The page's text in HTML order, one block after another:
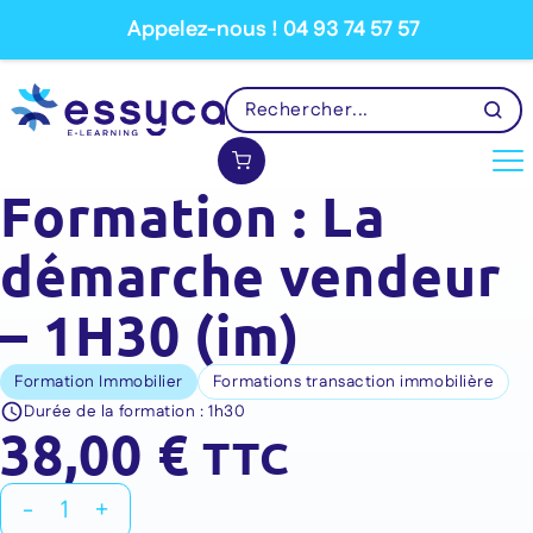
Appelez-nous ! 04 93 74 57 57
Formation : La
démarche vendeur
– 1H30 (im)
Formation Immobilier
Formations transaction immobilière
Durée de la formation :1h30
38,00 € TTC
-
quantité
+